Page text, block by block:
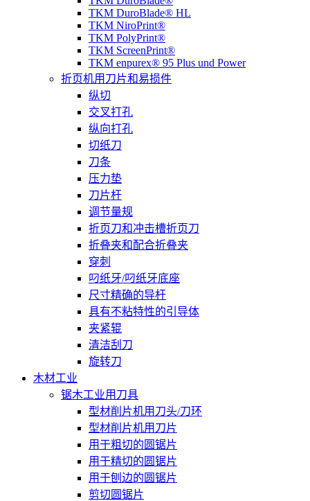
TKM DuroBlade® HL
TKM NiroPrint®
TKM PolyPrint®
TKM ScreenPrint®
TKM enpurex® 95 Plus und Power
折页机用刀片和易损件
纵切
交叉打孔
纵向打孔
切纸刀
刀条
压力垫
刀片杆
调节量规
折页刀和冲击槽折页刀
折叠夹和配合折叠夹
穿刺
叼纸牙/叼纸牙底座
尺寸精确的导杆
具有不粘特性的引导体
夹紧辊
清洁刮刀
旋转刀
木材工业
锯木工业用刀具
型材削片机用刀头/刀环
型材削片机用刀片
用于粗切的圆锯片
用于精切的圆锯片
用于刨边的圆锯片
剪切圆锯片